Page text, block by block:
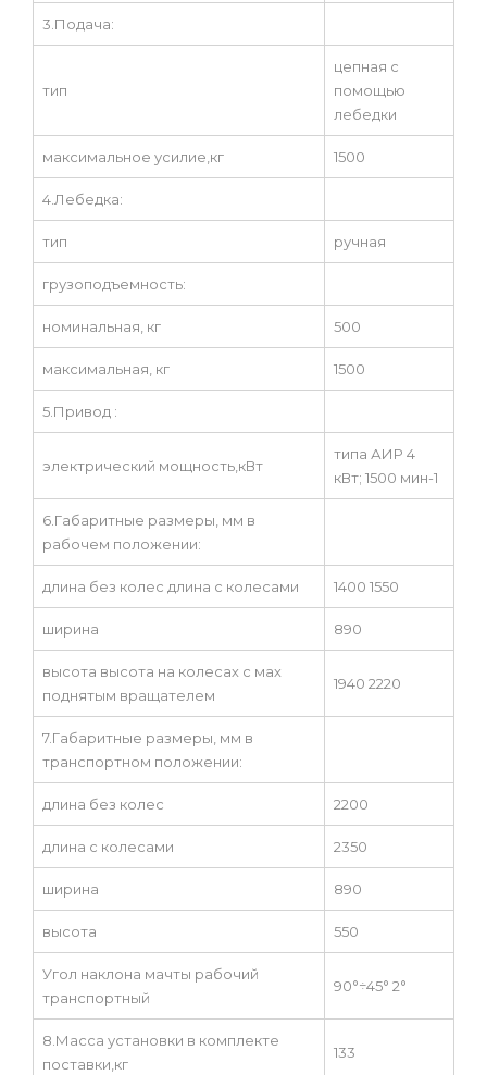
3.Подача:
тип
цепная с
помощью
лебедки
максимальное усилие,кг 1500
4.Лебедка:
тип ручная
грузоподъемность:
номинальная, кг 500
максимальная, кг 1500
5.Привод :
электрический мощность,кВт
типа АИР 4
кВт; 1500 мин-1
6.Габаритные размеры, мм в
рабочем положении:
длина без колес длина с колесами 1400 1550
ширина 890
высота высота на колесах с мах
поднятым вращателем
1940 2220
7.Габаритные размеры, мм в
транспортном положении:
длина без колес 2200
длина с колесами 2350
ширина 890
высота 550
Угол наклона мачты рабочий
транспортный
90°÷45° 2°
8.Масса установки в комплекте
поставки,кг
133